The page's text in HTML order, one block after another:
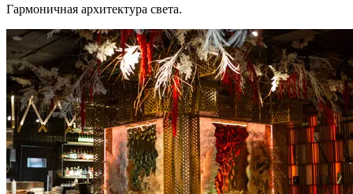
Гармоничная архитектура света.